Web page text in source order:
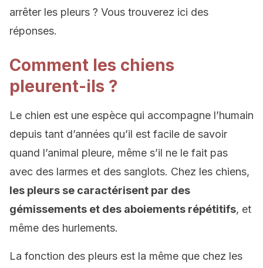
arrêter les pleurs ? Vous trouverez ici des
réponses.
Comment les chiens
pleurent-ils ?
Le chien est une espèce qui accompagne l’humain
depuis tant d’années qu’il est facile de savoir
quand l’animal pleure, même s’il ne le fait pas
avec des larmes et des sanglots. Chez les chiens,
les pleurs se caractérisent par des
gémissements et des aboiements répétitifs, et
même des hurlements.
La fonction des pleurs est la même que chez les